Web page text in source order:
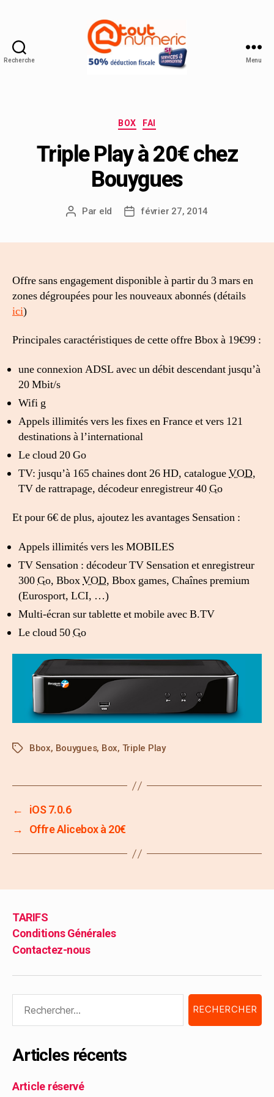
Recherche Menu
BOX FAI
Triple Play à 20€ chez
Bouygues
Par eld février 27, 2014
Offre sans engagement disponible à partir du 3 mars en
zones dégroupées pour les nouveaux abonnés (détails
ici)
Principales caractéristiques de cette offre Bbox à 19€99 :
une connexion ADSL avec un débit descendant jusqu’à
20 Mbit/s
Wifi g
Appels illimités vers les fixes en France et vers 121
destinations à l’international
Le cloud 20 Go
TV: jusqu’à 165 chaines dont 26 HD, catalogueVOD,
TV de rattrapage, décodeur enregistreur 40Go
Et pour 6€ de plus, ajoutez les avantages Sensation :
Appels illimités vers les MOBILES
TV Sensation : décodeur TV Sensation et enregistreur
300Go, BboxVOD, Bbox games, Chaînes premium
(Eurosport, LCI, …)
Multi-écran sur tablette et mobile avec B.TV
Le cloud 50Go
Bbox, Bouygues, Box, Triple Play
←
iOS 7.0.6
→
Offre Alicebox à 20€
TARIFS
Conditions Générales
Contactez-nous
Articles récents
Article réservé